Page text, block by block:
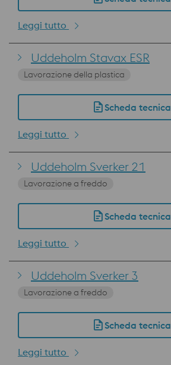
Leggi tutto
Uddeholm Stavax ESR
Lavorazione della plastica
Scheda tecnica
Leggi tutto
Uddeholm Sverker 21
Lavorazione a freddo
Scheda tecnica
Leggi tutto
Uddeholm Sverker 3
Lavorazione a freddo
Scheda tecnica
Leggi tutto